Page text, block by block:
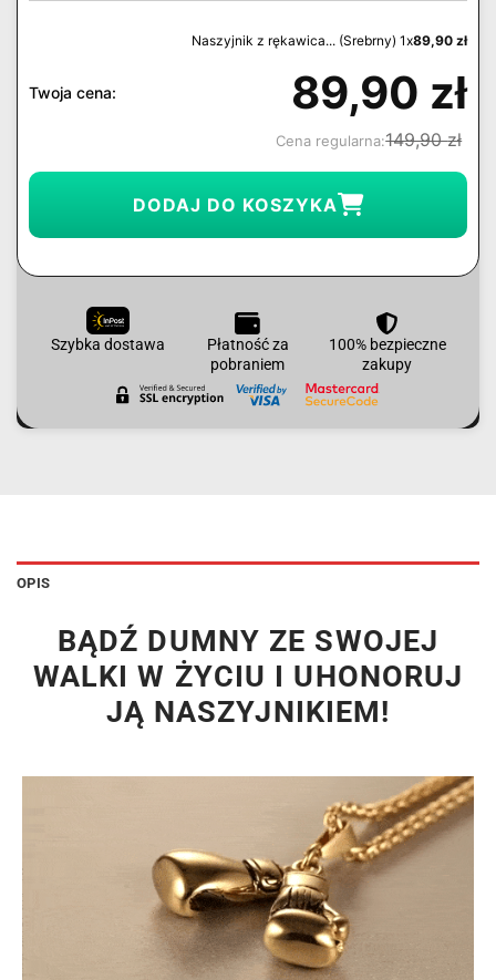
Naszyjnik z rękawica... (Srebrny) 1x89,90 zł
Twoja cena: 89,90 zł
Cena regularna:149,90zł
DODAJ DO KOSZYKA
Szybka dostawa
Płatność za
pobraniem
100% bezpieczne
zakupy
OPIS
BĄDŹ DUMNY ZE SWOJEJ
WALKI W ŻYCIU I UHONORUJ
JĄ NASZYJNIKIEM!